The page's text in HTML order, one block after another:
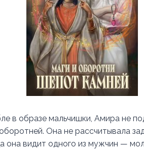
в образе мальчишки, Амира не
Она не рассчитывала
она видит одного из мужчин —